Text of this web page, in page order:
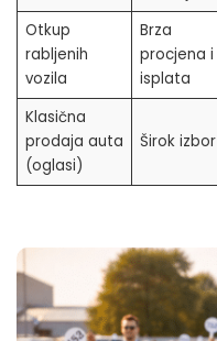
Otkup
rabljenih
vozila
Brza
procjena i
isplata
Klasična
prodaja auta
(oglasi)
Širok izbor